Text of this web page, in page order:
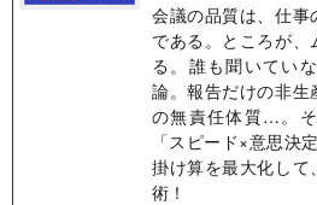
会議の品質は、仕
である。ところが
る。誰も聞いてい
論。報告だけの非生
の無責任体質…。そ
「スピード×意思決
掛け算を最大化して
術！